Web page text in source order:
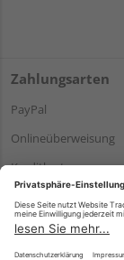
Zahlungsarten
PayPal
Onlineüberweisung
Kreditkarte
*Bonität vorausgesetzt